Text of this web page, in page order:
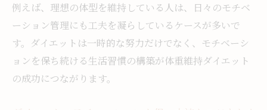
例えば、理想の体型を維持している人は、日々のモチベ
ーション管理にも工夫を凝らしているケースが多いで
す。ダイエットは一時的な努力だけでなく、モチベーシ
ョンを保ち続ける生活習慣の構築が体重維持ダイエット
の成功につながります。